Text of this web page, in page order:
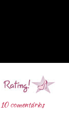
10 comentários